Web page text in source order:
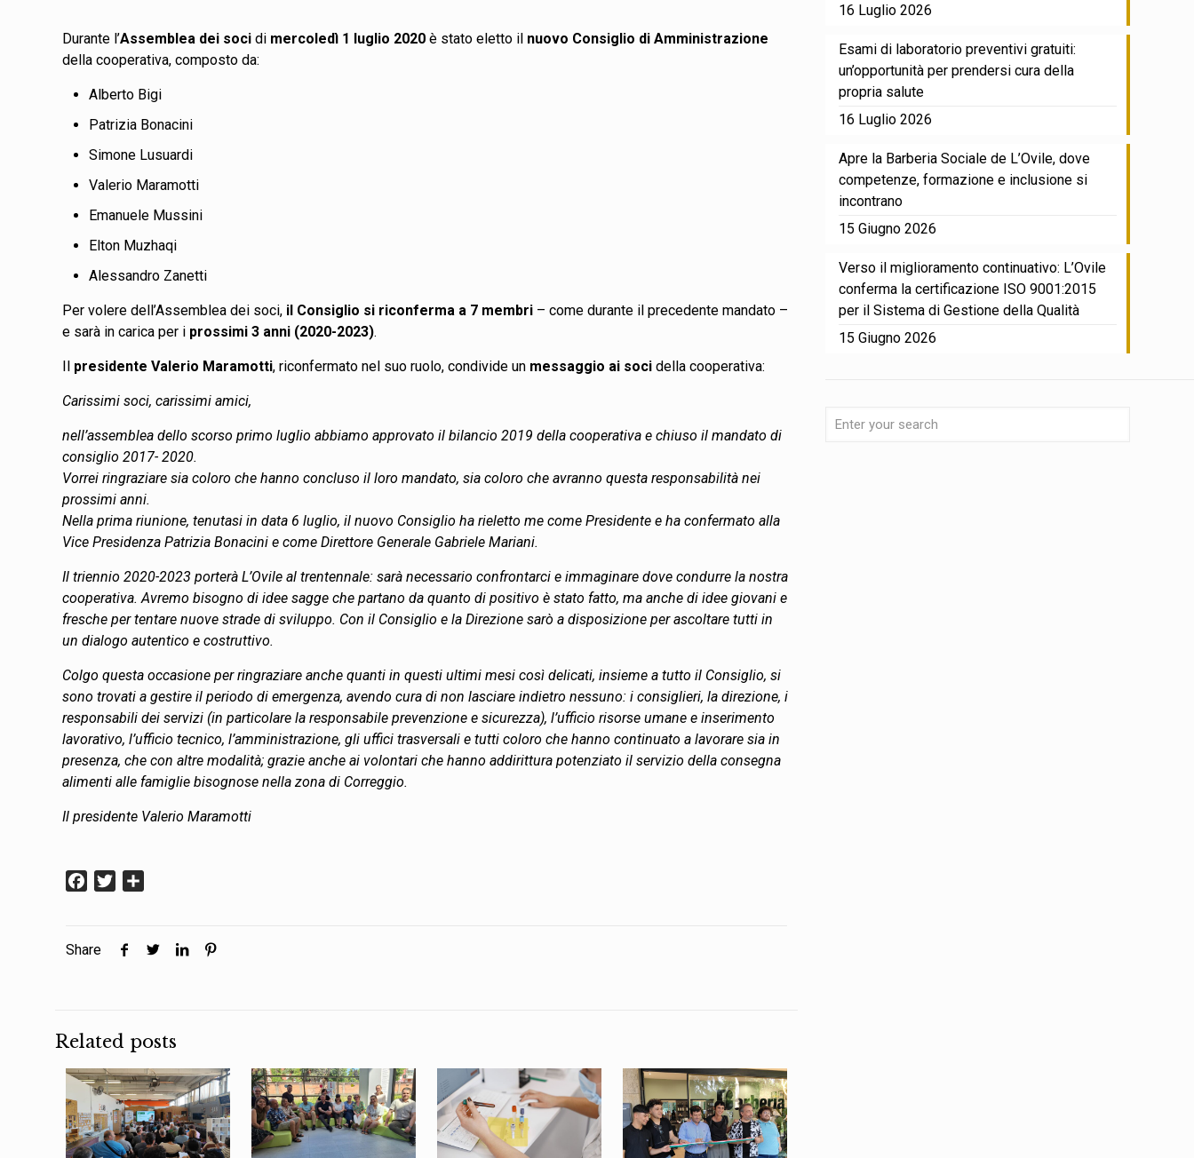
Durante l’Assemblea dei socidi mercoledì 1 luglio 2020 è stato eletto il nuovo Consiglio di Amministrazione
della cooperativa, composto da:
Alberto Bigi
Patrizia Bonacini
Simone Lusuardi
Valerio Maramotti
Emanuele Mussini
Elton Muzhaqi
Alessandro Zanetti
Per volere dell’Assemblea dei soci, il Consiglio si riconferma a 7 membri – come durante il precedente mandato –
e sarà in carica per i prossimi 3 anni (2020-2023).
Il presidente Valerio Maramotti, riconfermato nel suo ruolo, condivide un messaggio ai soci della cooperativa:
Carissimi soci, carissimi amici,
nell’assemblea dello scorso primo luglio abbiamo approvato il bilancio 2019 della cooperativa e chiuso il mandato di
consiglio 2017- 2020.
Vorrei ringraziare sia coloro che hanno concluso il loro mandato, sia coloro che avranno questa responsabilità nei
prossimi anni.
Nella prima riunione, tenutasi in data 6 luglio, il nuovo Consiglio ha rieletto me come Presidente e ha confermato alla
Vice Presidenza Patrizia Bonacini e come Direttore Generale Gabriele Mariani.
Il triennio 2020-2023 porterà L’Ovile al trentennale: sarà necessario confrontarci e immaginare dove condurre la nostra
cooperativa. Avremo bisogno di idee sagge che partano da quanto di positivo è stato fatto, ma anche di idee giovani e
fresche per tentare nuove strade di sviluppo. Con il Consiglio e la Direzione sarò a disposizione per ascoltare tutti in
un dialogo autentico e costruttivo.
Colgo questa occasione per ringraziare anche quanti in questi ultimi mesi così delicati, insieme a tutto il Consiglio, si
sono trovati a gestire il periodo di emergenza, avendo cura di non lasciare indietro nessuno: i consiglieri, la direzione, i
responsabili dei servizi (in particolare la responsabile prevenzione e sicurezza), l’ufficio risorse umane e inserimento
lavorativo, l’ufficio tecnico, l’amministrazione, gli uffici trasversali e tutti coloro che hanno continuato a lavorare sia in
presenza, che con altre modalità; grazie anche ai volontari che hanno addirittura potenziato il servizio della consegna
alimenti alle famiglie bisognose nella zona di Correggio.
Il presidente Valerio Maramotti
Facebook
Twitter
Share
Related posts
16 Luglio 2026
Esami di laboratorio preventivi gratuiti:
un’opportunità per prendersi cura della
propria salute
16 Luglio 2026
Apre la Barberia Sociale de L’Ovile, dove
competenze, formazione e inclusione si
incontrano
15 Giugno 2026
Verso il miglioramento continuativo: L’Ovile
conferma la certificazione ISO 9001:2015
per il Sistema di Gestione della Qualità
15 Giugno 2026